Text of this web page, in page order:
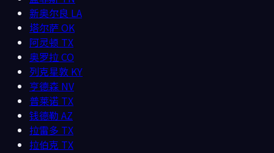
新奥尔良 LA
塔尔萨OK
阿灵顿 TX
奥罗拉CO
列克星敦 KY
亨德森 NV
普莱诺 TX
钱德勒 AZ
拉雷多 TX
拉伯克 TX